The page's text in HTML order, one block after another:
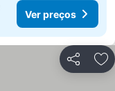
Ver preços
Partilhar